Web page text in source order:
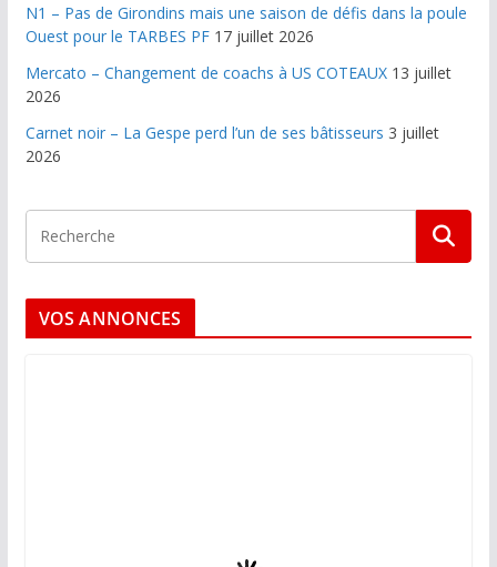
N1 – Pas de Girondins mais une saison de défis dans la poule
Ouest pour le TARBES PF 17 juillet 2026
Mercato – Changement de coachs à US COTEAUX 13 juillet
2026
Carnet noir – La Gespe perd l’un de ses bâtisseurs 3 juillet
2026
VOS ANNONCES